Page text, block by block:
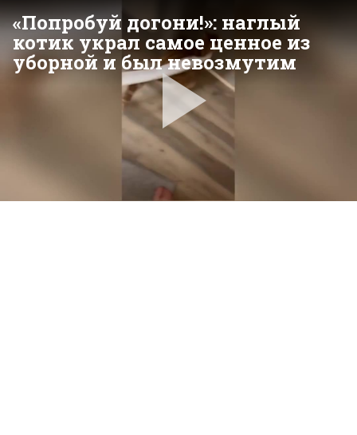
«Попробуй догони!»: наглый
котик украл самое ценное из
уборной и был невозмутим